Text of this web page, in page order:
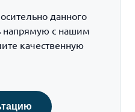
данного
напрямую с нашим
качественную